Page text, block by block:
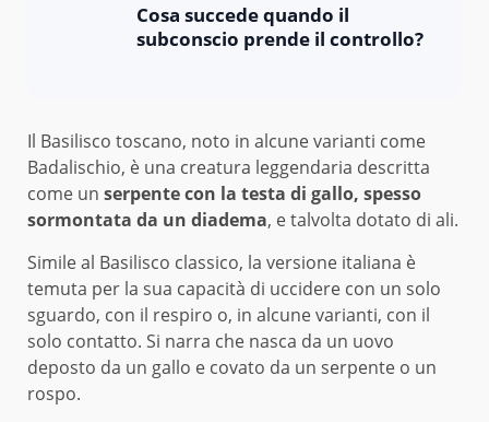
Cosa succede quando il
subconscio prende il controllo?
Il Basilisco toscano, noto in alcune varianti come
Badalischio, è una creatura leggendaria descritta
come un serpente con la testa di gallo, spesso
sormontata da un diadema, e talvolta dotato di ali.
Simile al Basilisco classico, la versione italiana è
temuta per la sua capacità di uccidere con un solo
sguardo, con il respiro o, in alcune varianti, con il
solo contatto. Si narra che nasca da un uovo
deposto da un gallo e covato da un serpente o un
rospo.